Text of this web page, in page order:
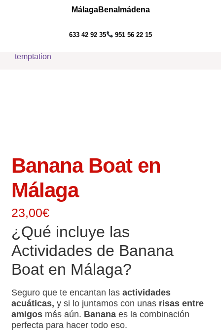
MálagaBenalmádena
633 42 92 35 951 56 22 15
la
contenido
Servicios
Banana Boat en
Málaga
23,00€
¿Qué incluye las
Actividades de Banana
Boat en Málaga?
Seguro que te encantan las actividades
acuáticas, y si lo juntamos con unas risas entre
amigosmás aún. Bananaes la combinación
perfecta para hacer todo eso.